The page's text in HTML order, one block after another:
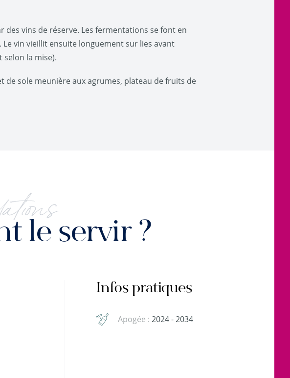
des vins de réserve. Les fermentations se font en
vin vieillit ensuite longuement sur lies avant
la mise).
de sole meunière aux agrumes, plateau de fruits de
le servir ?
Infos pratiques
Apogée : 2024 - 2034